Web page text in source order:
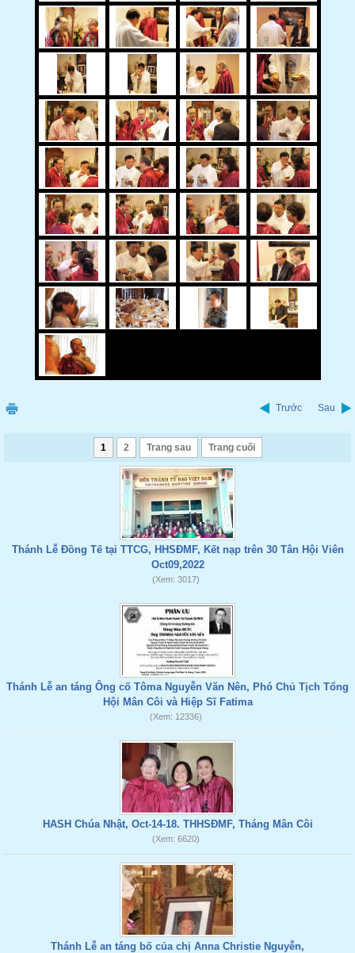
Trước Sau
1 2 Trang sau Trang cuối
Thánh Lễ Đồng Tế tại TTCG, HHSĐMF, Kết nạp trên 30 Tân Hội Viên
Oct09,2022
(Xem: 3017)
Thánh Lễ an táng Ông cố Tôma Nguyễn Văn Nên, Phó Chủ Tịch Tổng
Hội Mân Côi và Hiệp Sĩ Fatima
(Xem: 12336)
HASH Chúa Nhật, Oct-14-18. THHSĐMF, Tháng Mân Côi
(Xem: 6620)
Thánh Lễ an táng bố của chị Anna Christie Nguyễn,